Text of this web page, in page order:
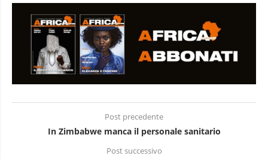
Post precedente
In Zimbabwe manca il personale sanitario
Post successivo